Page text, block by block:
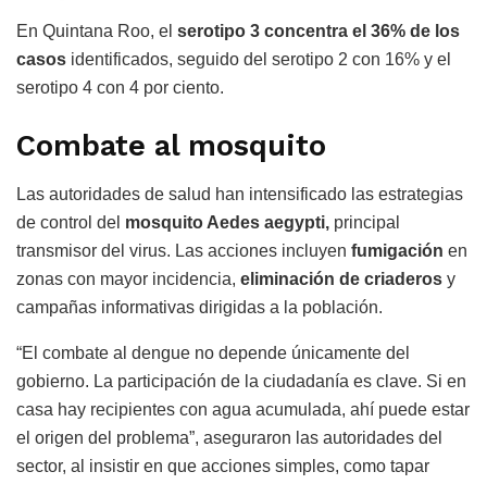
En Quintana Roo, el serotipo 3 concentra el 36% de los
casos identificados, seguido del serotipo 2 con 16% y el
serotipo 4 con 4 por ciento.
Combate al mosquito
Las autoridades de salud han intensificado las estrategias
de control del mosquito Aedes aegypti, principal
transmisor del virus. Las acciones incluyen fumigación en
zonas con mayor incidencia, eliminación de criaderos y
campañas informativas dirigidas a la población.
“El combate al dengue no depende únicamente del
gobierno. La participación de la ciudadanía es clave. Si en
casa hay recipientes con agua acumulada, ahí puede estar
el origen del problema”, aseguraron las autoridades del
sector, al insistir en que acciones simples, como tapar